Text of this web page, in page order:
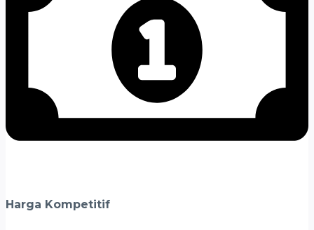
Harga Kompetitif